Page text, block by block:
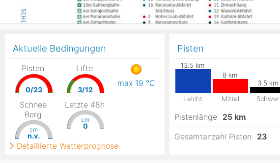
Pisten
Leicht Mittel Schwer
Pistenlänge 25 km
Gesamtanzahl Pisten
23
Aktuelle Bedingungen
Pisten
0/23
Lifte
3/12
max 19 °C
Schnee
Berg
cm
n.v.
Letzte 48h
cm
0
Detaillierte Wetterprognose